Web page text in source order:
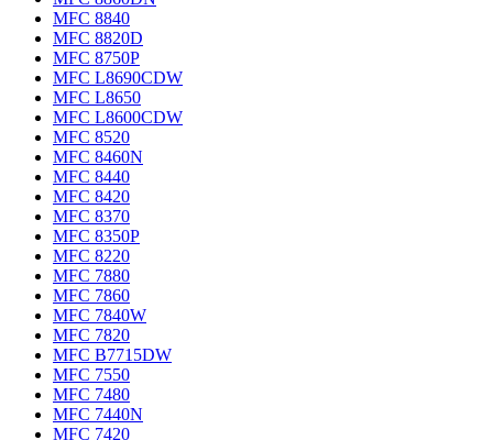
MFC 8840
MFC 8820D
MFC 8750P
MFC L8690CDW
MFC L8650
MFC L8600CDW
MFC 8520
MFC 8460N
MFC 8440
MFC 8420
MFC 8370
MFC 8350P
MFC 8220
MFC 7880
MFC 7860
MFC 7840W
MFC 7820
MFC B7715DW
MFC 7550
MFC 7480
MFC 7440N
MFC 7420